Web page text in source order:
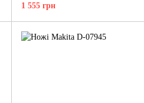
1 555 грн